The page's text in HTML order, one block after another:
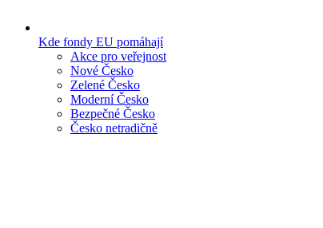
Kde fondy EU pomáhají
Akce pro veřejnost
Nové Česko
Zelené Česko
Moderní Česko
Bezpečné Česko
Česko netradičně